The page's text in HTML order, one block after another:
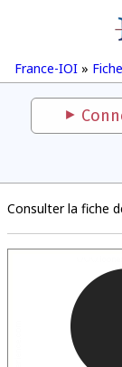
France-IOI »
Consulter la fiche